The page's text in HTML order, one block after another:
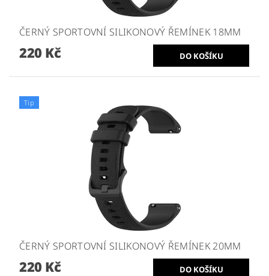
ČERNÝ SPORTOVNÍ SILIKONOVÝ ŘEMÍNEK 18MM
220 Kč
Tip
ČERNÝ SPORTOVNÍ SILIKONOVÝ ŘEMÍNEK 20MM
220 Kč